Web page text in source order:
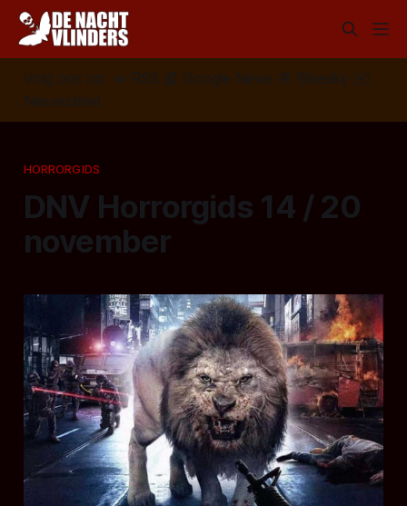
Volg ons op: 📣 RSS 📰 Google News 🦋 Bluesky
✉️
Nieuwsbrief
HORRORGIDS
DNV Horrorgids 14 / 20
november